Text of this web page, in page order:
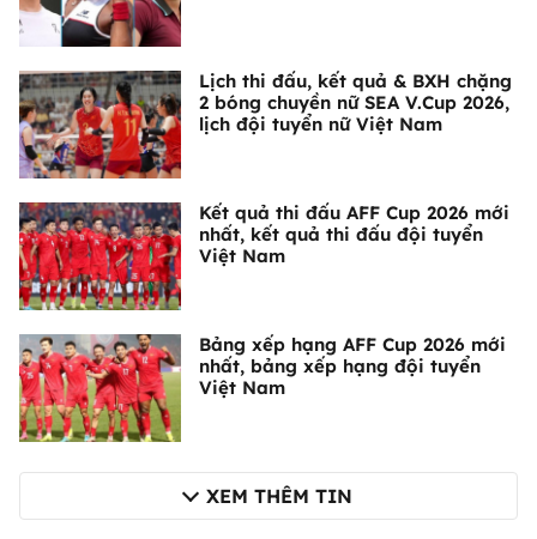
Lịch thi đấu, kết quả & BXH chặng
2 bóng chuyền nữ SEA V.Cup 2026,
lịch đội tuyển nữ Việt Nam
Kết quả thi đấu AFF Cup 2026 mới
nhất, kết quả thi đấu đội tuyển
Việt Nam
Bảng xếp hạng AFF Cup 2026 mới
nhất, bảng xếp hạng đội tuyển
Việt Nam
XEM THÊM TIN